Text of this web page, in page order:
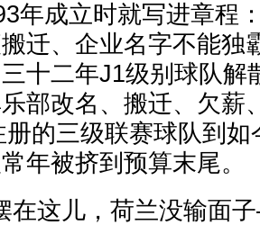
年成立时就写进章程
迁、企业名字不能独
十二年J1级别球队解
部改名、搬迁、欠薪
的三级联赛球队到
年被挤到预算末尾。
在这儿，荷兰没输面